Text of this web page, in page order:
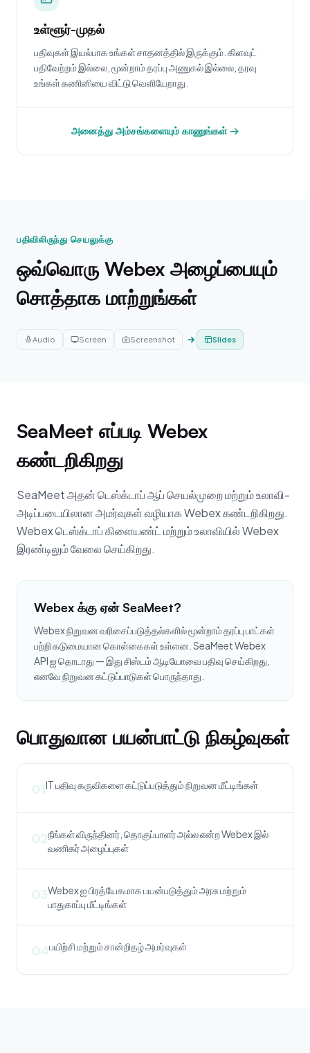
உள்ளூர்-முதல்
பதிவுகள் இயல்பாக உங்கள் சாதனத்தில் இருக்கும். கிளவுட்
பதிவேற்றம் இல்லை, மூன்றாம் தரப்பு அணுகல் இல்லை, தரவு
உங்கள் கணினியை விட்டு வெளியேறாது.
அனைத்து அம்சங்களையும் காணுங்கள் →
பதிவிலிருந்து செயலுக்கு
ஒவ்வொரு Webex அழைப்பையும்
சொத்தாக மாற்றுங்கள்
Audio Screen Screenshot Slides
SeaMeet எப்படி Webex
கண்டறிகிறது
SeaMeet அதன் டெஸ்க்டாப் ஆப் செயல்முறை மற்றும் உலாவி-
அடிப்படையிலான அமர்வுகள் வழியாக Webex கண்டறிகிறது.
Webex டெஸ்க்டாப் கிளையண்ட் மற்றும் உலாவியில் Webex
இரண்டிலும் வேலை செய்கிறது.
Webex க்கு ஏன் SeaMeet?
Webex நிறுவன வரிசைப்படுத்தல்களில் மூன்றாம் தரப்பு பாட்கள்
பற்றி கடுமையான கொள்கைகள் உள்ளன. SeaMeet Webex
API ஐ தொடாது — இது சிஸ்டம் ஆடியோவை பதிவு செய்கிறது,
எனவே நிறுவன கட்டுப்பாடுகள் பொருந்தாது.
பொதுவான பயன்பாட்டு நிகழ்வுகள்
01IT பதிவு கருவிகளை கட்டுப்படுத்தும் நிறுவன மீட்டிங்கள்
02நீங்கள் விருந்தினர், தொகுப்பாளர் அல்ல என்ற Webex இல்
வணிகர் அழைப்புகள்
03Webex ஐ பிரத்யேகமாக பயன்படுத்தும் அரசு மற்றும்
பாதுகாப்பு மீட்டிங்கள்
04பயிற்சி மற்றும் சான்றிதழ் அமர்வுகள்